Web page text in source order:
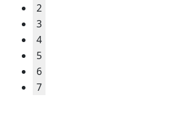
2
3
4
5
6
7